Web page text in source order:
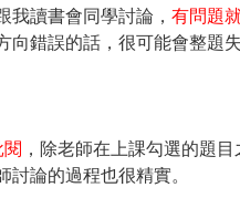
我讀書會同學討論， 有問題
向錯誤的話，很可能會整題失
閱 ，除老師在上課勾選的題目
討論的過程也很精實。